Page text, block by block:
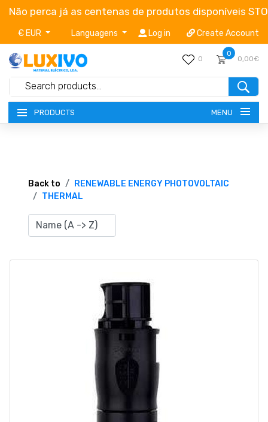
Não perca já as centenas de produtos disponíveis
€ EUR Languagens Log in Create Account
0
0
0,00€
PRODUCTS MENU
TERMS OF SERVICE
geral@luxivo.pt
Back to
RENEWABLE ENERGY PHOTOVOLTAIC
THERMAL